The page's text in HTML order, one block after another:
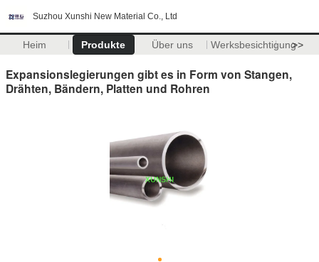
Suzhou Xunshi New Material Co., Ltd
Heim Produkte Über uns Werksbesichtigung>>
Expansionslegierungen gibt es in Form von Stangen,
Drähten, Bändern, Platten und Rohren